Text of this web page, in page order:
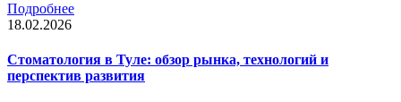
Подробнее
18.02.2026
Стоматология в Туле: обзор рынка, технологий и
перспектив развития